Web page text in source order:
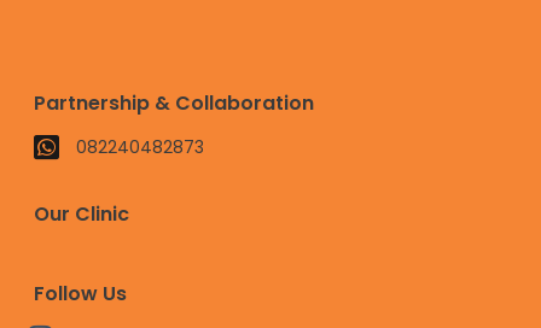
Partnership & Collaboration
082240482873
Our Clinic
Follow Us